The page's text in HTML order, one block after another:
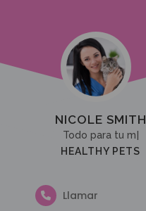
NICOLE SMITH
M|
HEALTHY PETS
Llamar